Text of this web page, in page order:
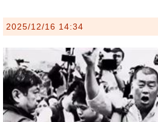
2025/12/16 14:34